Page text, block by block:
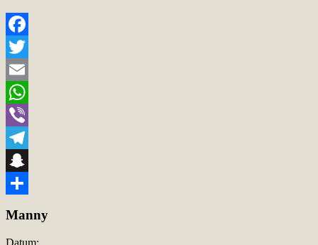
Facebook
Twitter
Email
WhatsApp
Viber
Telegram
Snapchat
Manny
Datum: